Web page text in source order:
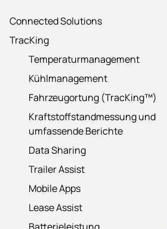
Connected Solutions
TracKing
Temperaturmanagement
Kühlmanagement
Fahrzeugortung (TracKing™)
Kraftstoffstandmessung und
umfassende Berichte
Data Sharing
Trailer Assist
Mobile Apps
Lease Assist
Batterieleistung